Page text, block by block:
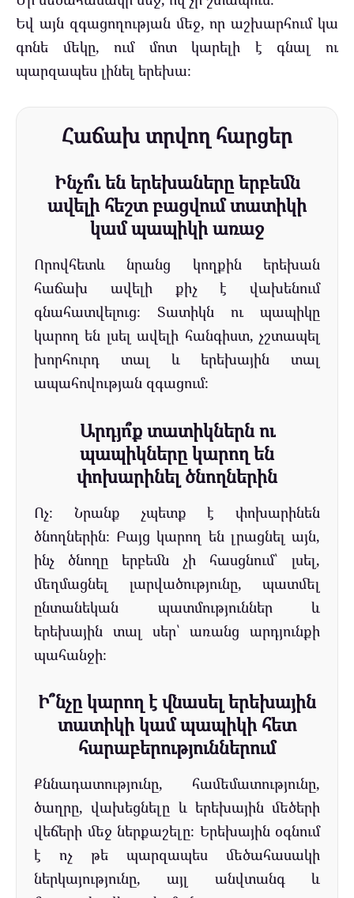
Եվ այն զգացողության մեջ, որ աշխարհում կա
գոնե մեկը, ում մոտ կարելի է գնալ ու
պարզապես լինել երեխա։
Հաճախ տրվող հարցեր
Ինչո՞ւ են երեխաները երբեմն
ավելի հեշտ բացվում տատիկի
կամ պապիկի առաջ
Որովհետև նրանց կողքին երեխան
հաճախ ավելի քիչ է վախենում
գնահատվելուց։ Տատիկն ու պապիկը
կարող են լսել ավելի հանգիստ, չշտապել
խորհուրդ տալ և երեխային տալ
ապահովության զգացում։
Արդյո՞ք տատիկներն ու
պապիկները կարող են
փոխարինել ծնողներին
Ոչ։ Նրանք չպետք է փոխարինեն
ծնողներին։ Բայց կարող են լրացնել այն,
ինչ ծնողը երբեմն չի հասցնում՝ լսել,
մեղմացնել լարվածությունը, պատմել
ընտանեկան պատմություններ և
երեխային տալ սեր՝ առանց արդյունքի
պահանջի։
Ի՞նչը կարող է վնասել երեխային
տատիկի կամ պապիկի հետ
հարաբերություններում
Քննադատությունը, համեմատությունը,
ծաղրը, վախեցնելը և երեխային մեծերի
վեճերի մեջ ներքաշելը։ Երեխային օգնում
է ոչ թե պարզապես մեծահասակի
ներկայությունը, այլ անվտանգ և